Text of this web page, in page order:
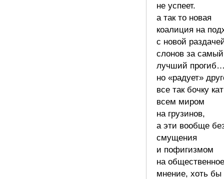
не успеет.
а так то новая
коалиция на
с новой
слонов за самый
лучший
но «радует»
все так бочку
всем миром
на грузинов,
а эти вообще
смущения
и пофигизмом
на общественное
мнение, хоть бы